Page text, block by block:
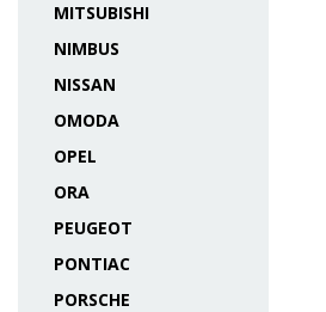
MITSUBISHI
NIMBUS
NISSAN
OMODA
OPEL
ORA
PEUGEOT
PONTIAC
PORSCHE